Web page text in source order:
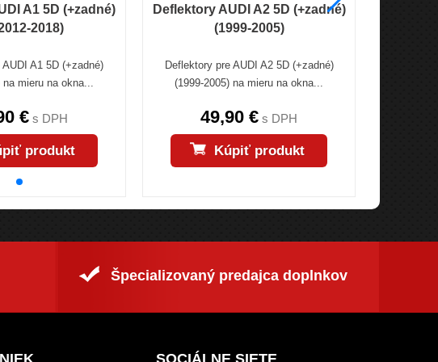
A1 5D (+zadné)
2018)
A1 5D (+zadné)
mieru na okna...
€s DPH
produkt
Deflektory AUDI A2 5D (+zadné)
(1999-2005)
Deflektory pre AUDI A2 5D (+zadné)
(1999-2005) na mieru na okna...
49,90 € s DPH
Kúpiť produkt
Špecializovaný predajca doplnkov
SOCIÁLNE SIETE